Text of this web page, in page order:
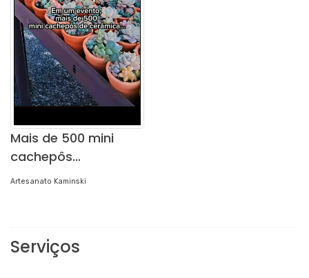
Mais de 500 mini
cachepôs...
Artesanato Kaminski
Serviços